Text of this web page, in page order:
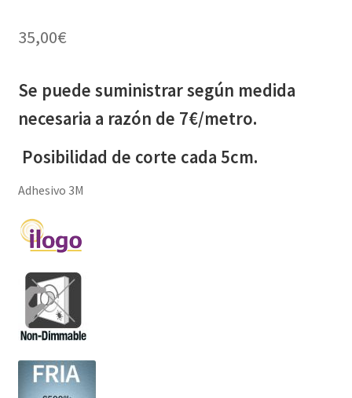
35,00€
Se puede suministrar según medida
necesaria a razón de 7€/metro.
Posibilidad de corte cada 5cm.
Adhesivo 3M